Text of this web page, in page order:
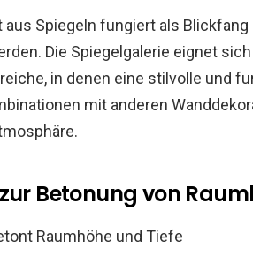
Spiegeln fungiert als Blickfang
Die Spiegelgalerie eignet
in denen eine stilvolle und
mit anderen
Betonung von